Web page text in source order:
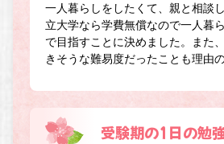
一人暮らしをしたくて、親と相談
立大学なら学費無償なので一人暮
で目指すことに決めました。また
きそうな難易度だったことも理由
受験期の1日の勉